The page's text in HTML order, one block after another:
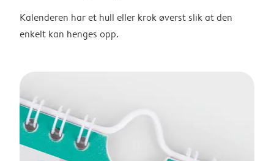
Kalenderen har et hull eller krok øverst slik at den
enkelt kan henges opp.